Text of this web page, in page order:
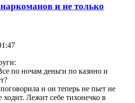
и не только
по ночам деньги по казино и
и он теперь не пьет не
ходит. Лежит себе тихонечко в